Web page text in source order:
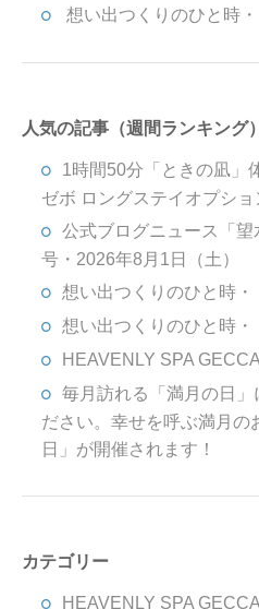
想い出つくりのひと時・
人気の記事（週間ランキング）
1時間50分「ときの凪」
ゼボ ロングステイオプショ
公式ブログニュース「
号・2026年8月1日（土）
想い出つくりのひと時・
想い出つくりのひと時・
HEAVENLY SPA
毎月訪れる「満月の日」
ださい。幸せを呼ぶ満月の
日」が開催されます！
カテゴリー
HEAVENLY SPA GECCA